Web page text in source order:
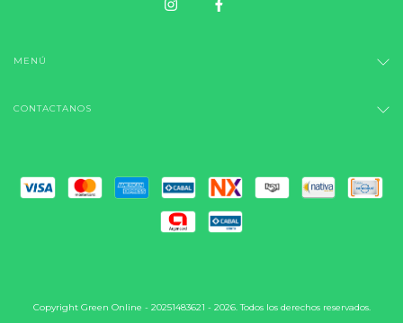
MENÚ
CONTACTANOS
Copyright Green Online - 20251483621 - 2026. Todos los derechos reservados.